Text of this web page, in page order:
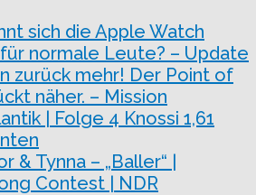
sich die Apple Watch
normale Leute? – Update
zurück mehr! Der Point of
näher. – Mission
| Folge 4 Knossi 1,61
& Tynna – „Baller“ |
Contest | NDR